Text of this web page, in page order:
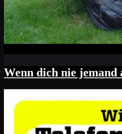
Wenn dich nie